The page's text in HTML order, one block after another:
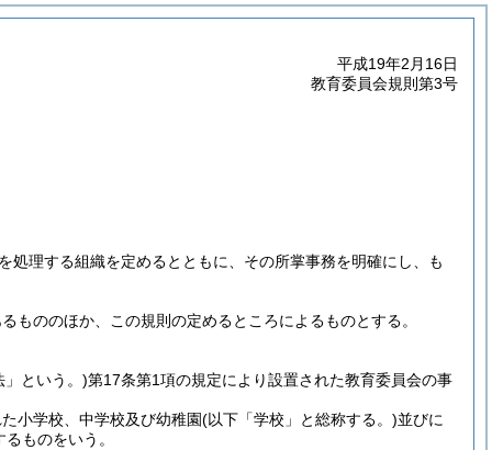
平成19年2月16日
教育委員会規則第3号
処理する組織を定めるとともに、その所掌事務を明確にし、も
ののほか、この規則の定めるところによるものとする。
」という。)第17条第1項の規定により設置された教育委員会の事
小学校、中学校及び幼稚園(以下「学校」と総称する。)並びに
ものをいう。